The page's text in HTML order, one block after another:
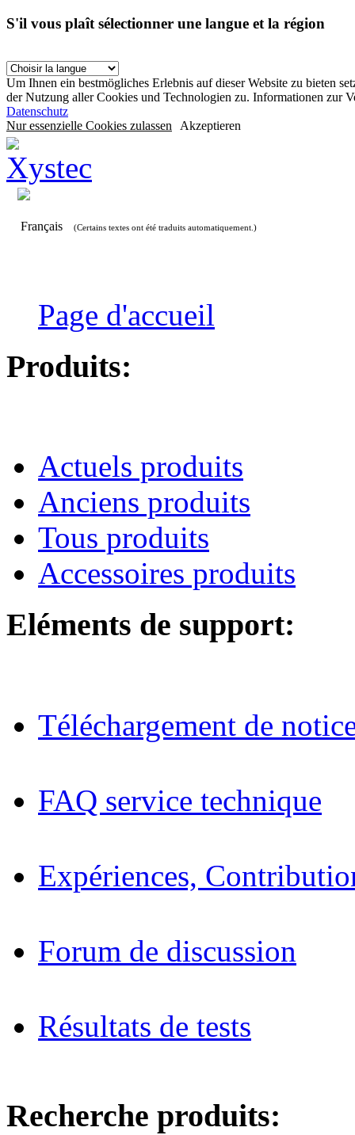
S'il vous plaît sélectionner une langue et la région
Um Ihnen ein bestmögliches Erlebnis auf dieser Website zu bieten
der Nutzung aller Cookies und Technologien zu. Informationen zur
Datenschutz
Nur essenzielle Cookies zulassen Akzeptieren
Français (Certains textes ont été traduits automatiquement.)
Page d'accueil
Produits:
Actuels produits
Anciens produits
Tous produits
Accessoires produits
Eléments de support:
Téléchargement de
FAQ service technique
Expériences,
Forum de discussion
Résultats de tests
Recherche produits: